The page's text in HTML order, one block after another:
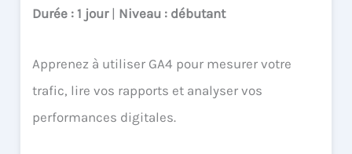
Durée : 1 jour | Niveau : débutant
Apprenez à utiliser GA4 pour mesurer votre
trafic, lire vos rapports et analyser vos
performances digitales.